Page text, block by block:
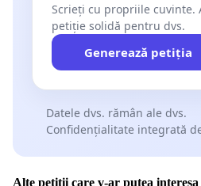
Scrieți cu propriile cuvinte.
petiție solidă pentru dvs.
Generează petiția
Datele dvs. rămân ale dvs.
Confidențialitate integrată
Alte petiții care v-ar putea interesa